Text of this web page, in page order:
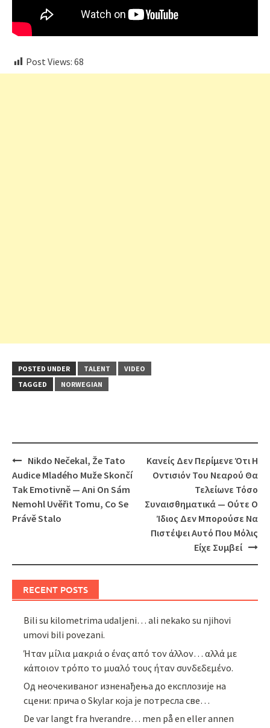
Post Views: 68
POSTED UNDER TALENT
VIDEO
TAGGED
NORWEGIAN
Post
navigation
Nikdo Nečekal, Že Tato
Audice Mladého Muže Skončí
Tak Emotivně — Ani On Sám
Nemohl Uvěřit Tomu, Co Se
Právě Stalo
Κανείς Δεν Περίμενε Ότι Η
Οντισιόν Του Νεαρού Θα
Τελείωνε Τόσο
Συναισθηματικά — Ούτε Ο
Ίδιος Δεν Μπορούσε Να
Πιστέψει Αυτό Που Μόλις
Είχε Συμβεί
RECENT POSTS
Bili su kilometrima udaljeni… ali nekako su njihovi
umovi bili povezani.
Ήταν μίλια μακριά ο ένας από τον άλλον… αλλά με
κάποιον τρόπο το μυαλό τους ήταν συνδεδεμένο.
Од неочекиваног изненађења до експлозије на
сцени: прича о Skylar која је потресла све…
De var langt fra hverandre… men på en eller annen